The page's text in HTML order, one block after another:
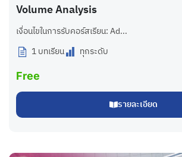
Volume Analysis
เงื่อนไขในการรับคอร์สเรียน: Ad...
1 บทเรียน
ทุกระดับ
Free
รายละเอียด